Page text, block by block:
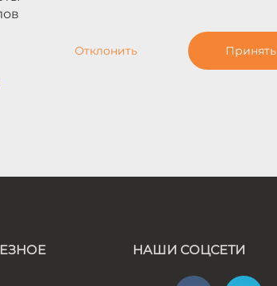
Отклонить Принять
НАШИ СОЦСЕТИ